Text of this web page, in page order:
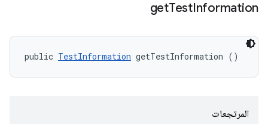
getTestInformation
public TestInformation getTestInformation ()
المرتجعات